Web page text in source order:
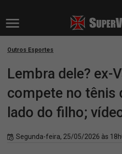
Outros Esportes
Lembra dele? ex-
compete no tênis
lado do filho;
Segunda-feira, 25/05/2026 às